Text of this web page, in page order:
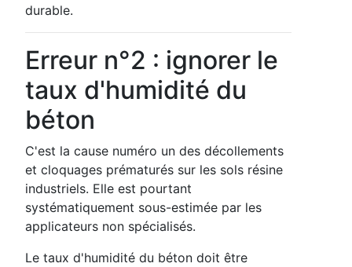
durable.
Erreur n°2 : ignorer le
taux d'humidité du
béton
C'est la cause numéro un des décollements
et cloquages prématurés sur les sols résine
industriels. Elle est pourtant
systématiquement sous-estimée par les
applicateurs non spécialisés.
Le taux d'humidité du béton doit être